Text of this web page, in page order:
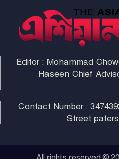
Editor : Mohammad
Haseen Chief
Contact Number :
Street